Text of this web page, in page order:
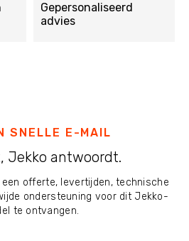
Gepersonaliseerd
advies
SNELLE E-MAIL
Jekko antwoordt.
offerte, levertijden, technische
ondersteuning voor dit Jekko-
te ontvangen.